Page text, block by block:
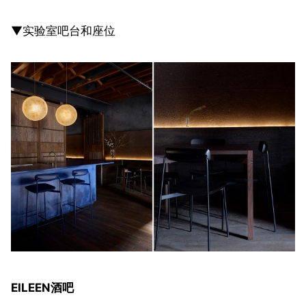
▼实验室吧台和座位
EILEEN酒吧